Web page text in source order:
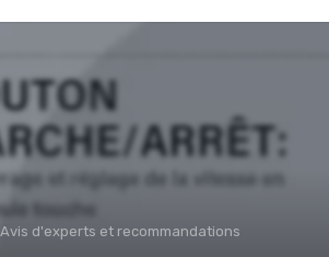
Avis d'experts et recommandations